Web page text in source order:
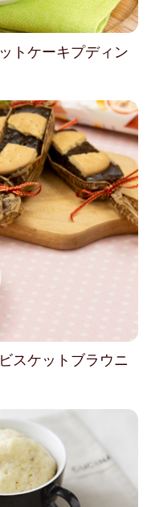
トケーキプディン
スケットブラウニ